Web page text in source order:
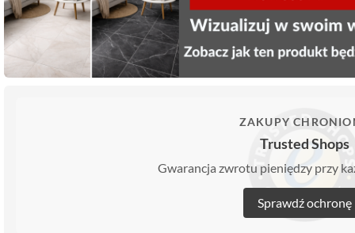
ZAKUPY
Trusted Shops
Gwarancja zwrotu pieniędzy przy
Sprawdź ochronę